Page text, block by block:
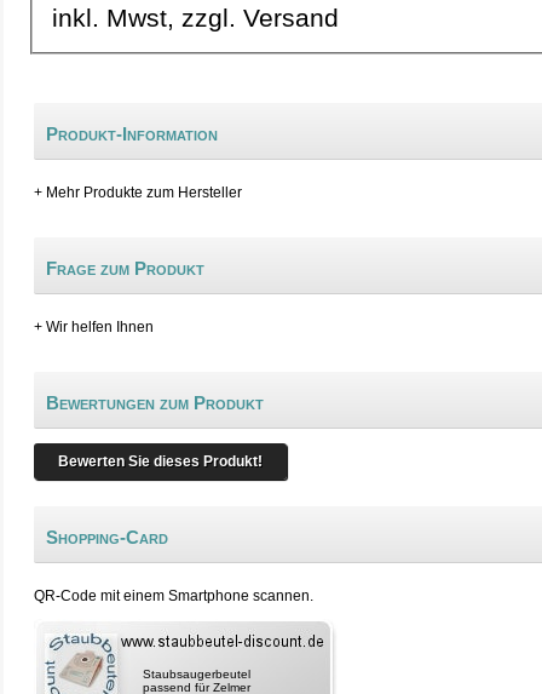
inkl. Mwst, zzgl. Versand
Produkt-Information
+ Mehr Produkte zum Hersteller
Frage zum Produkt
+ Wir helfen Ihnen
Bewertungen zum Produkt
Bewerten Sie dieses Produkt!
Shopping-Card
QR-Code mit einem Smartphone scannen.
Staubsaugerbeutel
passend für Zelmer